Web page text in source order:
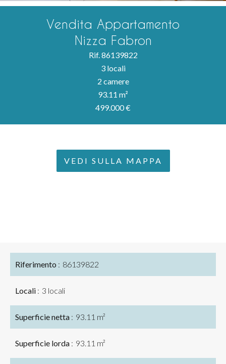
Vendita Appartamento
Nizza Fabron
Rif. 86139822
3 locali
2 camere
93.11 m²
499.000 €
VEDI SULLA MAPPA
Riferimento 86139822
Locali 3 locali
Superficie netta 93.11 m²
Superficie lorda 93.11 m²